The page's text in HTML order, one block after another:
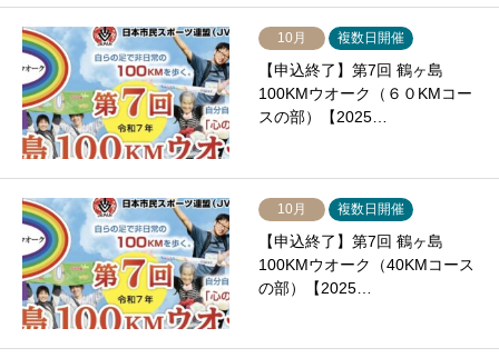
10月 複数日開催
【申込終了】第7回 鶴ヶ島
100KMウオーク（６０KMコー
スの部）【2025…
10月 複数日開催
【申込終了】第7回 鶴ヶ島
100KMウオーク（40KMコース
の部）【2025…